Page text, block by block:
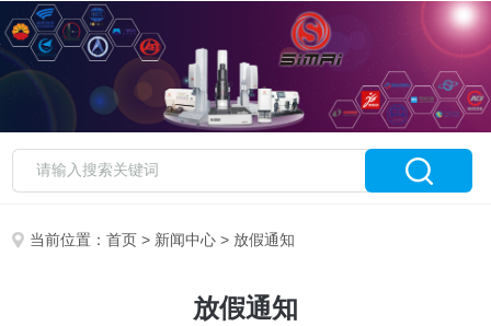
当前位置：首页 > 新闻中心 > 放假通知
放假通知